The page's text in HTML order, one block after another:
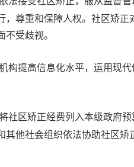
，尊重和保障人权。社区矫
受歧视。
构提高信息化水平，运用现
社区矫正经费列入本级政府预
其他社会组织依法协助社区